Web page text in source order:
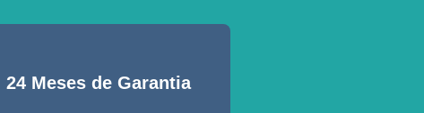
24 Meses de Garantia